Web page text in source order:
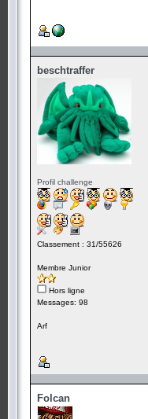
beschtraffer
Profil challenge
Classement : 31/55626
Membre Junior
Hors ligne
Messages: 98
Arf
Folcan